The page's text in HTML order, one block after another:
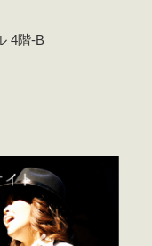
4階-B